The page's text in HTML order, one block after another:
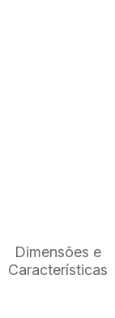
Dimensões e
Características